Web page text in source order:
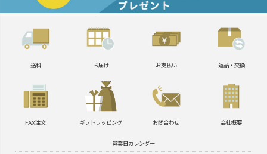
送料 お届け お支払い 返品・交換
FAX注文 ギフトラッピング お問合わせ 会社概要
営業日カレンダー